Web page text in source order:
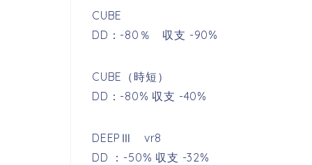
CUBE
DD：-80％ 収支 -90%
CUBE（時短）
DD：-80% 収支 -40%
DEEPⅢ vr8
DD ：-50% 収支 -32%